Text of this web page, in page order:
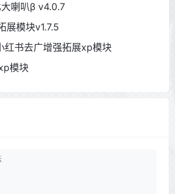
喇叭β v4.0.7
展模块v1.7.5
红书去广增强拓展xp模块
模块